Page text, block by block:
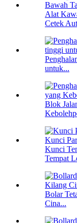
Alat
Cetek
untuk...
Blok
Kunci
Tempat
Bolar
Cina...